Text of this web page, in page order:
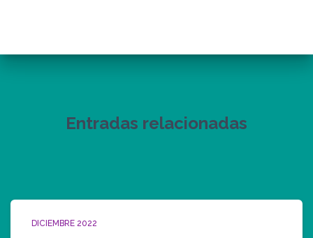
Entradas relacionadas
DICIEMBRE 2022